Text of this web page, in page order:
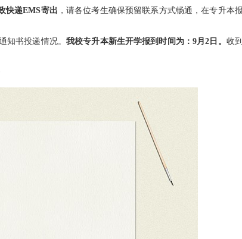
快递EMS寄出 ，请各位考生确保预留联系方式畅通，在专升本
书投递情况。 我校专升本新生开学报到时间为：9月2日。 收